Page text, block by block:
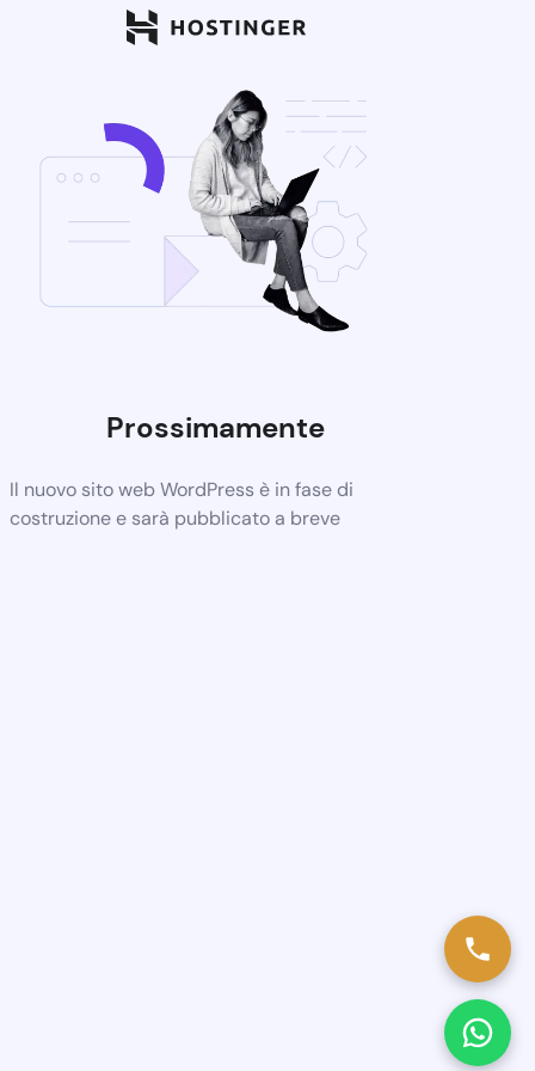
Prossimamente
Il nuovo sito web WordPress è in fase di
costruzione e sarà pubblicato a breve